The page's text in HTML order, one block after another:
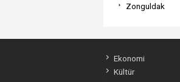
Zonguldak
Ekonomi
Kültür